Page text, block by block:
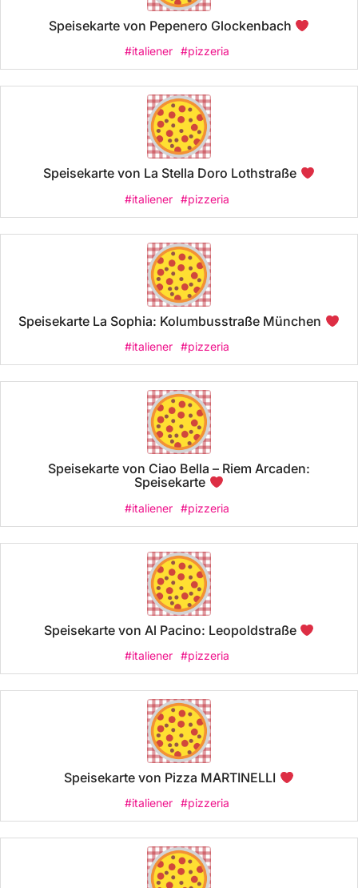
Speisekarte von Pepenero Glockenbach
#italiener #pizzeria
Speisekarte von La Stella Doro Lothstraße
#italiener #pizzeria
Speisekarte La Sophia: Kolumbusstraße München
#italiener #pizzeria
Speisekarte von Ciao Bella – Riem Arcaden:
Speisekarte
#italiener #pizzeria
Speisekarte von Al Pacino: Leopoldstraße
#italiener #pizzeria
Speisekarte von Pizza MARTINELLI
#italiener #pizzeria